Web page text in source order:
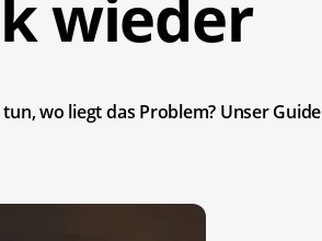
wieder
wo liegt das Problem? Unser Guide